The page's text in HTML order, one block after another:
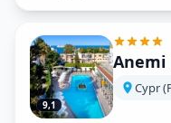
9,1
Anemi
Cypr